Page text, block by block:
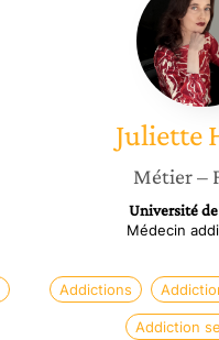
Juliette
Métier–
Université
Médecin
Addictions
Addiction